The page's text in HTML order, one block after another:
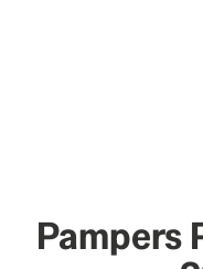
Pampers